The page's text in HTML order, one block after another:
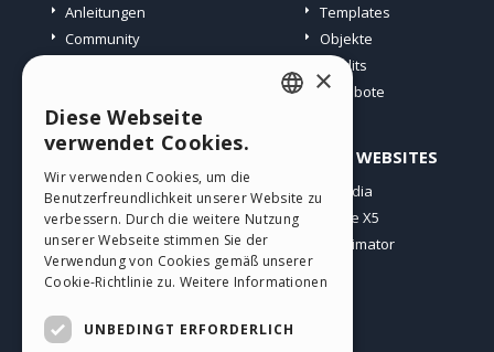
Anleitungen
Community
Templates
Objekte
Credits
Angebote
PROFIL
Meine Beiträge
Meine Lizenz
Download
Webhosting
ANDERE WEBSITES
Incomedia
WebSite X5
WebAnimator
GERMAN
SPANISH
PORTUGUESE
×
Diese Webseite
verwendet Cookies.
Wir verwenden Cookies, um die
Benutzerfreundlichkeit unserer Website zu
verbessern. Durch die weitere Nutzung
unserer Webseite stimmen Sie der
Verwendung von Cookies gemäß unserer
Cookie-Richtlinie zu. Weitere Informationen
UNBEDINGT ERFORDERLICH